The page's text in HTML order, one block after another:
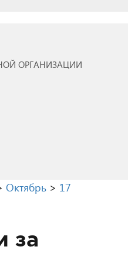
ОРГАНИЗАЦИИ
Октябрь > 17
за